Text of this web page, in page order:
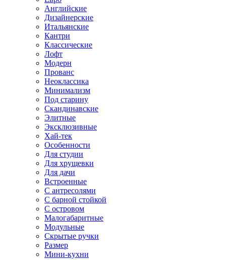
Английские
Дизайнерские
Итальянские
Кантри
Классические
Лофт
Модерн
Прованс
Неоклассика
Минимализм
Под старину
Скандинавские
Элитные
Эксклюзивные
Хай-тек
Особенности
Для студии
Для хрущевки
Для дачи
Встроенные
С антресолями
С барной стойкой
С островом
Малогабаритные
Модульные
Скрытые ручки
Размер
Мини-кухни